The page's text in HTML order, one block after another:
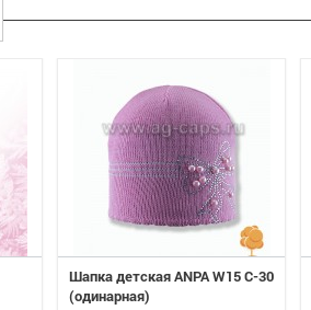
Шапка детская ANPA W15 C-30
(одинарная)